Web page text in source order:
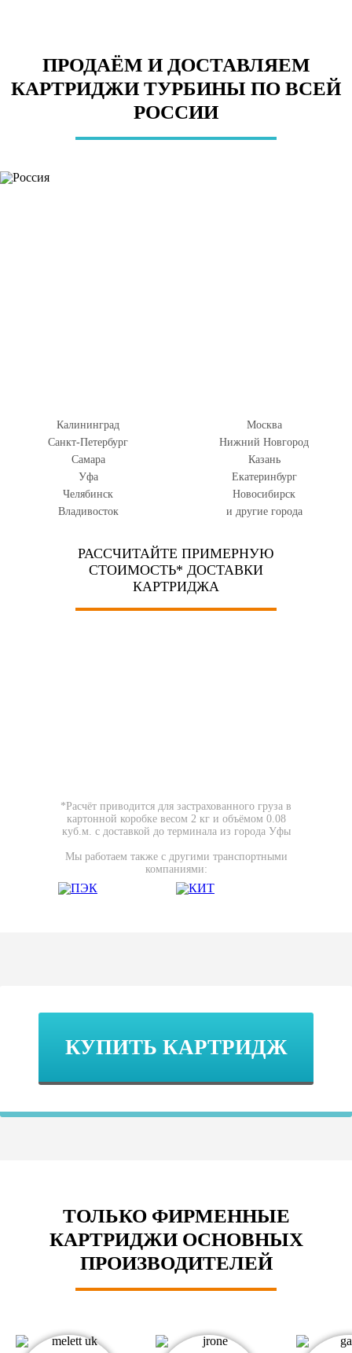
ПРОДАЁМ И ДОСТАВЛЯЕМ
КАРТРИДЖИ ТУРБИНЫ ПО ВСЕЙ
РОССИИ
Калининград
Москва
Санкт-Петербург
Нижний Новгород
Самара
Казань
Уфа
Екатеринбург
Челябинск
Новосибирск
Владивосток
и другие города
РАССЧИТАЙТЕ ПРИМЕРНУЮ
СТОИМОСТЬ* ДОСТАВКИ
КАРТРИДЖА
*Расчёт приводится для застрахованного груза в
картонной коробке весом 2 кг и объёмом 0.08
куб.м. с доставкой до терминала из города Уфы
Мы работаем также с другими транспортными
компаниями:
КУПИТЬ КАРТРИДЖ
ТОЛЬКО ФИРМЕННЫЕ
КАРТРИДЖИ ОСНОВНЫХ
ПРОИЗВОДИТЕЛЕЙ